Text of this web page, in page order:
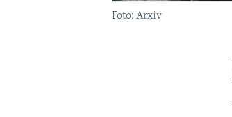
Foto: Arxiv